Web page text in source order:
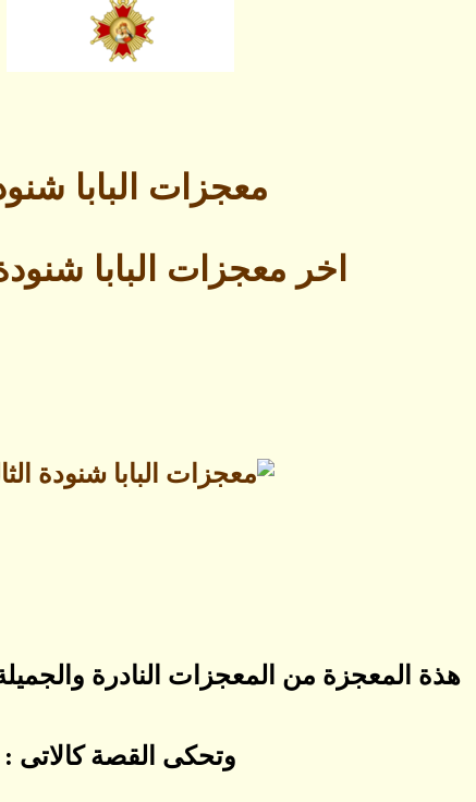
معجزات البابا
اخر معجزات البابا
هذة المعجزة من المعجزات النادرة
وتحكى القصة كالاتى :